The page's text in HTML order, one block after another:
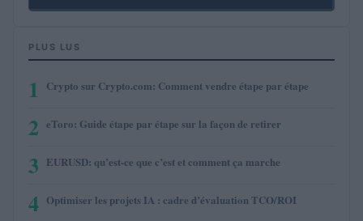
PLUS LUS
1 Crypto sur Crypto.com: Comment vendre étape par étape
2 eToro: Guide étape par étape sur la façon de retirer
3 EURUSD: qu’est-ce que c’est et comment ça marche
4 Optimiser les projets IA : cadre d’évaluation TCO/ROI